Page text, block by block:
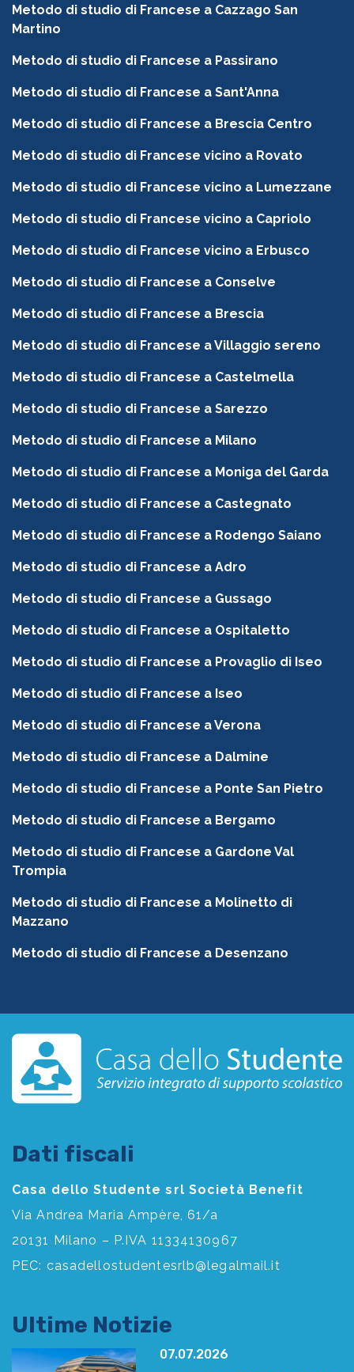
Metodo di studio di Francese a Cazzago San
Martino
Metodo di studio di Francese a Passirano
Metodo di studio di Francese a Sant'Anna
Metodo di studio di Francese a Brescia Centro
Metodo di studio di Francese vicino a Rovato
Metodo di studio di Francese vicino a Lumezzane
Metodo di studio di Francese vicino a Capriolo
Metodo di studio di Francese vicino a Erbusco
Metodo di studio di Francese a Conselve
Metodo di studio di Francese a Brescia
Metodo di studio di Francese a Villaggio sereno
Metodo di studio di Francese a Castelmella
Metodo di studio di Francese a Sarezzo
Metodo di studio di Francese a Milano
Metodo di studio di Francese a Moniga del Garda
Metodo di studio di Francese a Castegnato
Metodo di studio di Francese a Rodengo Saiano
Metodo di studio di Francese a Adro
Metodo di studio di Francese a Gussago
Metodo di studio di Francese a Ospitaletto
Metodo di studio di Francese a Provaglio di Iseo
Metodo di studio di Francese a Iseo
Metodo di studio di Francese a Verona
Metodo di studio di Francese a Dalmine
Metodo di studio di Francese a Ponte San Pietro
Metodo di studio di Francese a Bergamo
Metodo di studio di Francese a Gardone Val
Trompia
Metodo di studio di Francese a Molinetto di
Mazzano
Metodo di studio di Francese a Desenzano
Dati fiscali
Casa dello Studente srl Società Benefit
Via Andrea Maria Ampère, 61/a
20131 Milano – P.IVA 11334130967
PEC: casadellostudentesrlb@legalmail.it
Ultime Notizie
07.07.2026